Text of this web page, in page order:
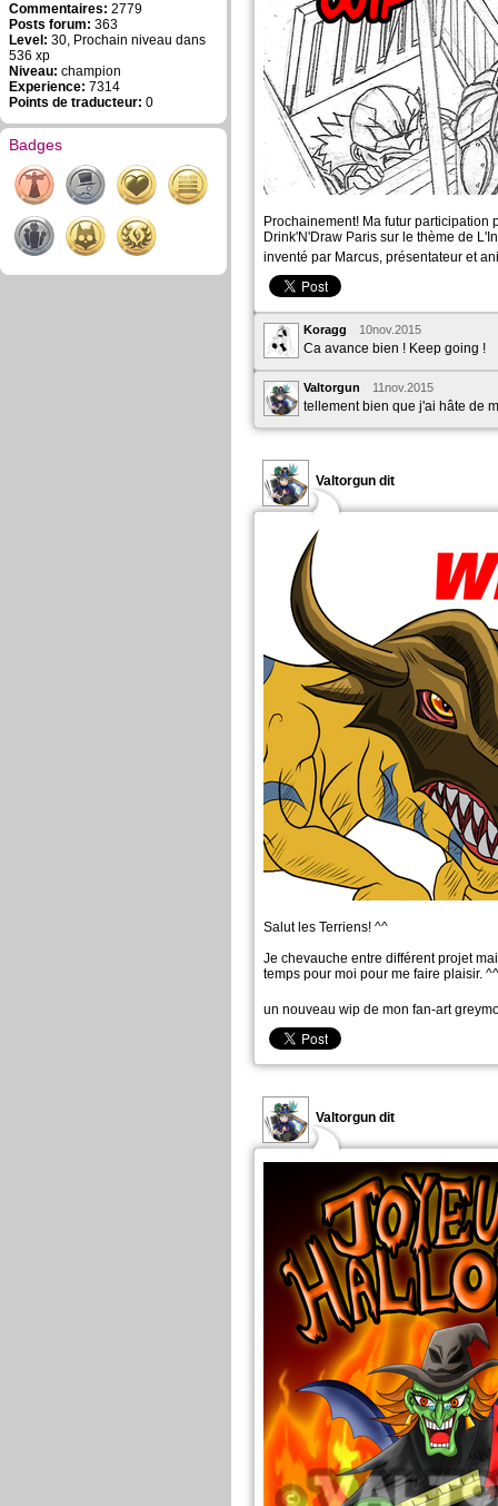
Commentaires: 2779
Posts forum: 363
Level: 30, Prochain niveau dans
536 xp
Niveau: champion
Experience: 7314
Points de traducteur: 0
Badges
Prochainement! Ma futur participation
Drink'N'Draw Paris sur le thème de
inventé par Marcus, présentateur et
Koragg 10nov.2015
Ca avance bien ! Keep going !
Valtorgun 11nov.2015
tellement bien que j'ai hâte de
Valtorgun dit
Salut les Terriens! ^^
Je chevauche entre différent projet
temps pour moi pour me faire plaisir. ^^
un nouveau wip de mon fan-art
Valtorgun dit